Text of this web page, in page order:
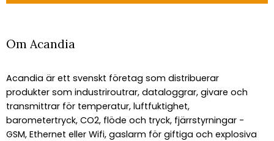
Om Acandia
Acandia är ett svenskt företag som distribuerar
produkter som industriroutrar, dataloggrar, givare och
transmittrar för temperatur, luftfuktighet,
barometertryck, CO2, flöde och tryck, fjärrstyrningar -
GSM, Ethernet eller Wifi, gaslarm för giftiga och explosiva